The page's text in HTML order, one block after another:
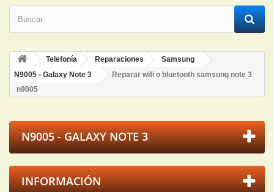
Telefonía Reparaciones
Samsung
N9005 - Galaxy Note 3
Reparar wifi o bluetooth samsung note 3
n9005
N9005 - GALAXY NOTE 3
INFORMACIÓN